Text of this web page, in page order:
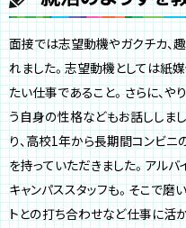
面接では志望動機やガクチカ、
れました。志望動機としては紙
たい仕事であること。さらに、
う自身の性格などもお話ししま
り、高校1年から長期間コンビ
を持っていただきました。アル
キャンパススタッフも。そこで磨
トとの打ち合わせなど仕事に活